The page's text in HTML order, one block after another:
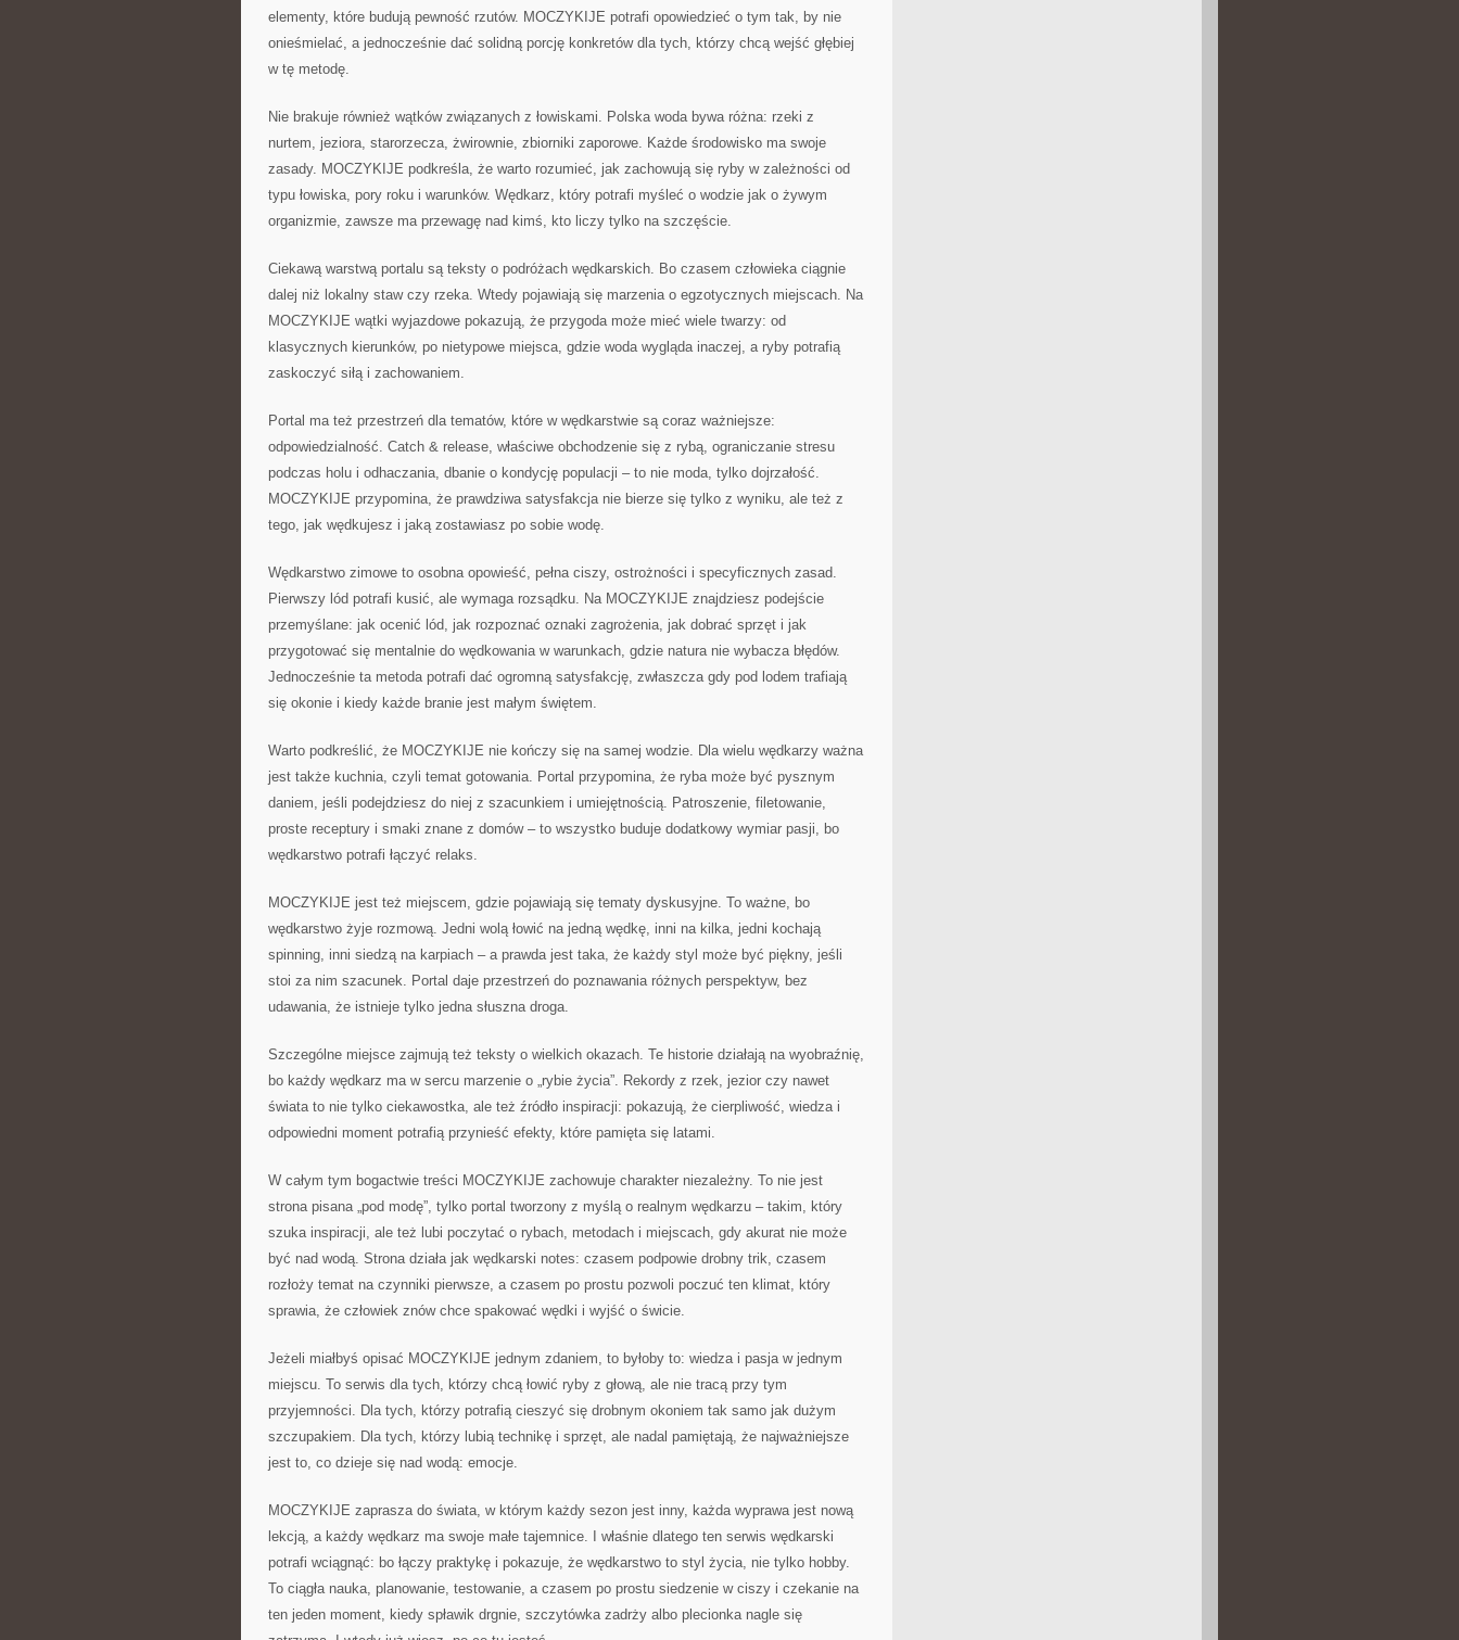
elementy, które budują pewność rzutów. MOCZYKIJE potrafi opowiedzieć o tym tak, by nie
onieśmielać, a jednocześnie dać solidną porcję konkretów dla tych, którzy chcą wejść głębiej
w tę metodę.
Nie brakuje również wątków związanych z łowiskami. Polska woda bywa różna: rzeki z
nurtem, jeziora, starorzecza, żwirownie, zbiorniki zaporowe. Każde środowisko ma swoje
zasady. MOCZYKIJE podkreśla, że warto rozumieć, jak zachowują się ryby w zależności od
typu łowiska, pory roku i warunków. Wędkarz, który potrafi myśleć o wodzie jak o żywym
organizmie, zawsze ma przewagę nad kimś, kto liczy tylko na szczęście.
Ciekawą warstwą portalu są teksty o podróżach wędkarskich. Bo czasem człowieka ciągnie
dalej niż lokalny staw czy rzeka. Wtedy pojawiają się marzenia o egzotycznych miejscach. Na
MOCZYKIJE wątki wyjazdowe pokazują, że przygoda może mieć wiele twarzy: od
klasycznych kierunków, po nietypowe miejsca, gdzie woda wygląda inaczej, a ryby potrafią
zaskoczyć siłą i zachowaniem.
Portal ma też przestrzeń dla tematów, które w wędkarstwie są coraz ważniejsze:
odpowiedzialność. Catch & release, właściwe obchodzenie się z rybą, ograniczanie stresu
podczas holu i odhaczania, dbanie o kondycję populacji – to nie moda, tylko dojrzałość.
MOCZYKIJE przypomina, że prawdziwa satysfakcja nie bierze się tylko z wyniku, ale też z
tego, jak wędkujesz i jaką zostawiasz po sobie wodę.
Wędkarstwo zimowe to osobna opowieść, pełna ciszy, ostrożności i specyficznych zasad.
Pierwszy lód potrafi kusić, ale wymaga rozsądku. Na MOCZYKIJE znajdziesz podejście
przemyślane: jak ocenić lód, jak rozpoznać oznaki zagrożenia, jak dobrać sprzęt i jak
przygotować się mentalnie do wędkowania w warunkach, gdzie natura nie wybacza błędów.
Jednocześnie ta metoda potrafi dać ogromną satysfakcję, zwłaszcza gdy pod lodem trafiają
się okonie i kiedy każde branie jest małym świętem.
Warto podkreślić, że MOCZYKIJE nie kończy się na samej wodzie. Dla wielu wędkarzy ważna
jest także kuchnia, czyli temat gotowania. Portal przypomina, że ryba może być pysznym
daniem, jeśli podejdziesz do niej z szacunkiem i umiejętnością. Patroszenie, filetowanie,
proste receptury i smaki znane z domów – to wszystko buduje dodatkowy wymiar pasji, bo
wędkarstwo potrafi łączyć relaks.
MOCZYKIJE jest też miejscem, gdzie pojawiają się tematy dyskusyjne. To ważne, bo
wędkarstwo żyje rozmową. Jedni wolą łowić na jedną wędkę, inni na kilka, jedni kochają
spinning, inni siedzą na karpiach – a prawda jest taka, że każdy styl może być piękny, jeśli
stoi za nim szacunek. Portal daje przestrzeń do poznawania różnych perspektyw, bez
udawania, że istnieje tylko jedna słuszna droga.
Szczególne miejsce zajmują też teksty o wielkich okazach. Te historie działają na wyobraźnię,
bo każdy wędkarz ma w sercu marzenie o „rybie życia”. Rekordy z rzek, jezior czy nawet
świata to nie tylko ciekawostka, ale też źródło inspiracji: pokazują, że cierpliwość, wiedza i
odpowiedni moment potrafią przynieść efekty, które pamięta się latami.
W całym tym bogactwie treści MOCZYKIJE zachowuje charakter niezależny. To nie jest
strona pisana „pod modę”, tylko portal tworzony z myślą o realnym wędkarzu – takim, który
szuka inspiracji, ale też lubi poczytać o rybach, metodach i miejscach, gdy akurat nie może
być nad wodą. Strona działa jak wędkarski notes: czasem podpowie drobny trik, czasem
rozłoży temat na czynniki pierwsze, a czasem po prostu pozwoli poczuć ten klimat, który
sprawia, że człowiek znów chce spakować wędki i wyjść o świcie.
Jeżeli miałbyś opisać MOCZYKIJE jednym zdaniem, to byłoby to: wiedza i pasja w jednym
miejscu. To serwis dla tych, którzy chcą łowić ryby z głową, ale nie tracą przy tym
przyjemności. Dla tych, którzy potrafią cieszyć się drobnym okoniem tak samo jak dużym
szczupakiem. Dla tych, którzy lubią technikę i sprzęt, ale nadal pamiętają, że najważniejsze
jest to, co dzieje się nad wodą: emocje.
MOCZYKIJE zaprasza do świata, w którym każdy sezon jest inny, każda wyprawa jest nową
lekcją, a każdy wędkarz ma swoje małe tajemnice. I właśnie dlatego ten serwis wędkarski
potrafi wciągnąć: bo łączy praktykę i pokazuje, że wędkarstwo to styl życia, nie tylko hobby.
To ciągła nauka, planowanie, testowanie, a czasem po prostu siedzenie w ciszy i czekanie na
ten jeden moment, kiedy spławik drgnie, szczytówka zadrży albo plecionka nagle się